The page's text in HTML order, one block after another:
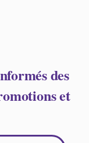
des
et